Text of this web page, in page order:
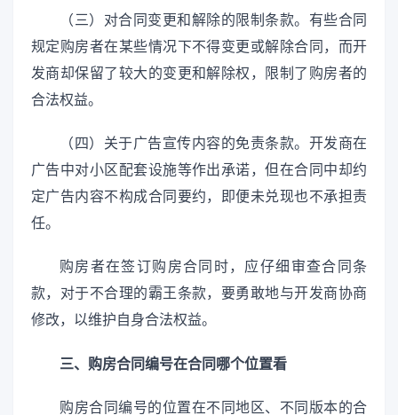
（三）对合同变更和解除的限制条款。有些合同
规定购房者在某些情况下不得变更或解除合同，而开
发商却保留了较大的变更和解除权，限制了购房者的
合法权益。
（四）关于广告宣传内容的免责条款。开发商在
广告中对小区配套设施等作出承诺，但在合同中却约
定广告内容不构成合同要约，即便未兑现也不承担责
任。
购房者在签订购房合同时，应仔细审查合同条
款，对于不合理的霸王条款，要勇敢地与开发商协商
修改，以维护自身合法权益。
三、购房合同编号在合同哪个位置看
购房合同编号的位置在不同地区、不同版本的合